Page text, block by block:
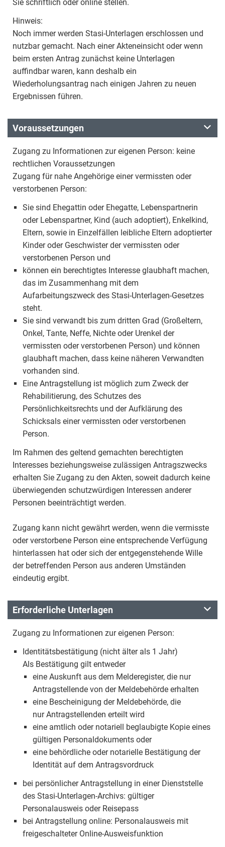
Sie schriftlich oder online stellen.
Hinweis:
Noch immer werden Stasi-Unterlagen erschlossen und
nutzbar gemacht. Nach einer Akteneinsicht oder wenn
beim ersten Antrag zunächst keine Unterlagen
auffindbar waren, kann deshalb ein
Wiederholungsantrag nach einigen Jahren zu neuen
Ergebnissen führen.
Voraussetzungen
Zugang zu Informationen zur eigenen Person: keine
rechtlichen Voraussetzungen
Zugang für nahe Angehörige einer vermissten oder
verstorbenen Person:
Sie sind Ehegattin oder Ehegatte, Lebenspartnerin
oder Lebenspartner, Kind (auch adoptiert), Enkelkind,
Eltern, sowie in Einzelfällen leibliche Eltern adoptierter
Kinder oder Geschwister der vermissten oder
verstorbenen Person und
können ein berechtigtes Interesse glaubhaft machen,
das im Zusammenhang mit dem
Aufarbeitungszweck des Stasi-Unterlagen-Gesetzes
steht.
Sie sind verwandt bis zum dritten Grad (Großeltern,
Onkel, Tante, Neffe, Nichte oder Urenkel der
vermissten oder verstorbenen Person) und können
glaubhaft machen, dass keine näheren Verwandten
vorhanden sind.
Eine Antragstellung ist möglich zum Zweck der
Rehabilitierung, des Schutzes des
Persönlichkeitsrechts und der Aufklärung des
Schicksals einer vermissten oder verstorbenen
Person.
Im Rahmen des geltend gemachten berechtigten
Interesses beziehungsweise zulässigen Antragszwecks
erhalten Sie Zugang zu den Akten, soweit dadurch keine
überwiegenden schutzwürdigen Interessen anderer
Personen beeinträchtigt werden.
Zugang kann nicht gewährt werden, wenn die vermisste
oder verstorbene Person eine entsprechende Verfügung
hinterlassen hat oder sich der entgegenstehende Wille
der betreffenden Person aus anderen Umständen
eindeutig ergibt.
Erforderliche Unterlagen
Zugang zu Informationen zur eigenen Person:
Identitätsbestätigung (nicht älter als 1 Jahr)
Als Bestätigung gilt entweder
eine Auskunft aus dem Melderegister, die nur
Antragstellende von der Meldebehörde erhalten
eine Bescheinigung der Meldebehörde, die
nur Antragstellenden erteilt wird
eine amtlich oder notariell beglaubigte Kopie eines
gültigen Personaldokuments oder
eine behördliche oder notarielle Bestätigung der
Identität auf dem Antragsvordruck
bei persönlicher Antragstellung in einer Dienststelle
des Stasi-Unterlagen-Archivs: gültiger
Personalausweis oder Reisepass
bei Antragstellung online: Personalausweis mit
freigeschalteter Online-Ausweisfunktion